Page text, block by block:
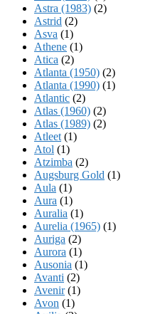
Astra (1983) (2)
Astrid (2)
Asva (1)
Athene (1)
Atica (2)
Atlanta (1950) (2)
Atlanta (1990) (1)
Atlantic (2)
Atlas (1960) (2)
Atlas (1989) (2)
Atleet (1)
Atol (1)
Atzimba (2)
Augsburg Gold (1)
Aula (1)
Aura (1)
Auralia (1)
Aurelia (1965) (1)
Auriga (2)
Aurora (1)
Ausonia (1)
Avanti (2)
Avenir(1)
Avon (1)